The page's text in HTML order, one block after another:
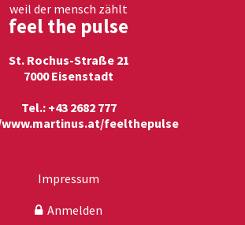
weil der mensch zählt
feel the pulse
St. Rochus-Straße 21
7000 Eisenstadt
Tel.: +43 2682 777
feelthepulse
Impressum
Anmelden